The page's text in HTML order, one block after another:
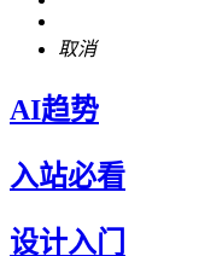
取消
AI趋势
入站必看
设计入门